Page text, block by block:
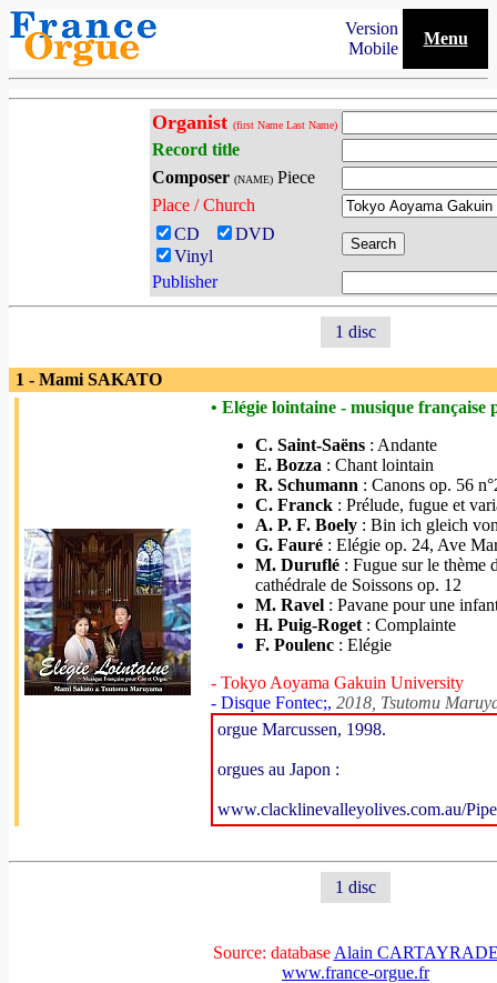
Version
Mobile
Menu
Organist (first Name Last Name)
Record title
Composer (NAME)Piece
Place / Church
CD
DVD
Vinyl
Publisher
1 disc
1 - Mami SAKATO
• Elégie lointaine - musique française
C. Saint-Saëns : Andante
E. Bozza : Chant lointain
R. Schumann : Canons op. 56
C. Franck : Prélude, fugue et
A. P. F. Boely : Bin ich gleich
G. Fauré : Elégie op. 24, Ave
M. Duruflé : Fugue sur le thème
cathédrale de Soissons op. 12
M. Ravel : Pavane pour une
H. Puig-Roget : Complainte
F. Poulenc : Elégie
- Tokyo Aoyama Gakuin University
- Disque Fontec;, 2018, Tsutomu
orgue Marcussen, 1998.
orgues au Japon :
www.clacklinevalleyolives.com.au/
1 disc
Source: database Alain
www.france-orgue.fr